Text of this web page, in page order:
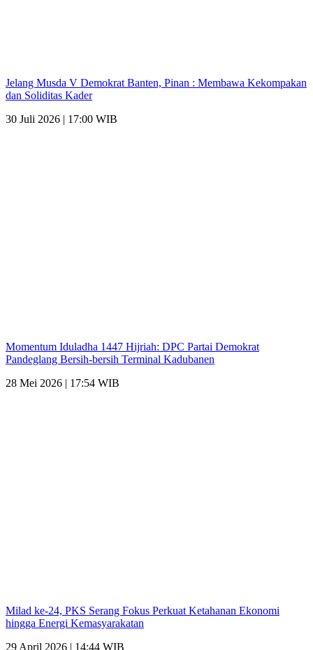
Jelang Musda V Demokrat Banten, Pinan : Membawa Kekompakan
dan Soliditas Kader
30 Juli 2026 | 17:00 WIB
Momentum Iduladha 1447 Hijriah: DPC Partai Demokrat
Pandeglang Bersih-bersih Terminal Kadubanen
28 Mei 2026 | 17:54 WIB
Milad ke-24, PKS Serang Fokus Perkuat Ketahanan Ekonomi
hingga Energi Kemasyarakatan
29 April 2026 | 14:44 WIB